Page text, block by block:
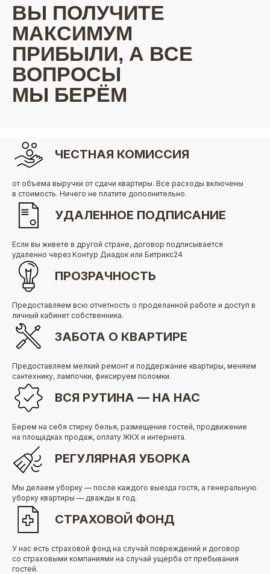
ВЫ ПОЛУЧИТЕ
МАКСИМУМ
ПРИБЫЛИ, А ВСЕ
ВОПРОСЫ
МЫ БЕРЁМ
ЧЕСТНАЯ КОМИССИЯ
от объема выручки от сдачи квартиры. Все расходы включены
в стоимость. Ничего не платите дополнительно.
УДАЛЕННОЕ ПОДПИСАНИЕ
Если вы живете в другой стране, договор подписывается
удаленно через Контур Диадок или Битрикс24
ПРОЗРАЧНОСТЬ
Предоставляем всю отчетность о проделанной работе и доступ в
личный кабинет собственника.
ЗАБОТА О КВАРТИРЕ
Предоставляем мелкий ремонт и поддержание квартиры, меняем
сантехнику, лампочки, фиксируем поломки.
ВСЯ РУТИНА — НА НАС
Берем на себя стирку белья, размещение гостей, продвижение
на площадках продаж, оплату ЖКХ и интернета.
РЕГУЛЯРНАЯ УБОРКА
Мы делаем уборку — после каждого выезда гостя, а генеральную
уборку квартиры — дважды в год.
СТРАХОВОЙ ФОНД
У нас есть страховой фонд на случай повреждений и договор
со страховыми компаниями на случай ущерба от пребывания
гостей.